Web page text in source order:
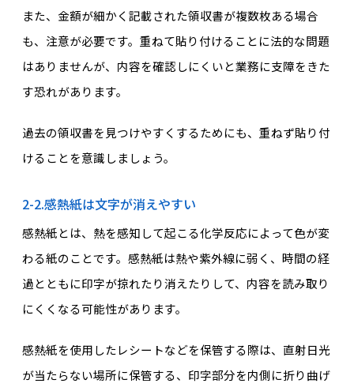
また、金額が細かく記載された領収書が複数枚ある場合
も、注意が必要です。重ねて貼り付けることに法的な問題
はありませんが、内容を確認しにくいと業務に支障をきた
す恐れがあります。
過去の領収書を見つけやすくするためにも、重ねず貼り付
けることを意識しましょう。
2-2.感熱紙は文字が消えやすい
感熱紙とは、熱を感知して起こる化学反応によって色が変
わる紙のことです。感熱紙は熱や紫外線に弱く、時間の経
過とともに印字が掠れたり消えたりして、内容を読み取り
にくくなる可能性があります。
感熱紙を使用したレシートなどを保管する際は、直射日光
が当たらない場所に保管する、印字部分を内側に折り曲げ